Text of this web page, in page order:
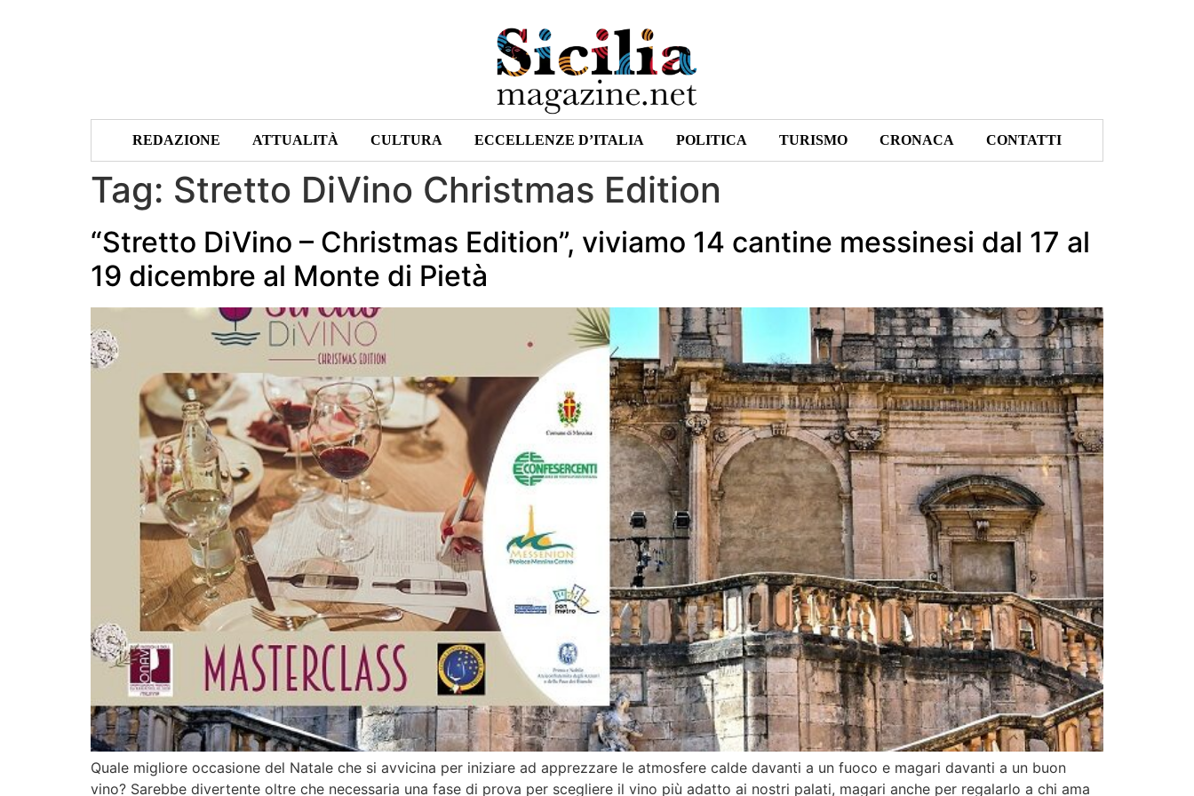
REDAZIONE ATTUALITÀ CULTURA ECCELLENZE D’ITALIA POLITICA TURISMO CRONACA CONTATTI
Tag: Stretto DiVino Christmas Edition
“Stretto DiVino – Christmas Edition”, viviamo 14 cantine messinesi dal 17 al
19 dicembre al Monte di Pietà
Quale migliore occasione del Natale che si avvicina per iniziare ad apprezzare le atmosfere calde davanti a un fuoco e magari davanti a un buon
vino? Sarebbe divertente oltre che necessaria una fase di prova per scegliere il vino più adatto ai nostri palati, magari anche per regalarlo a chi ama